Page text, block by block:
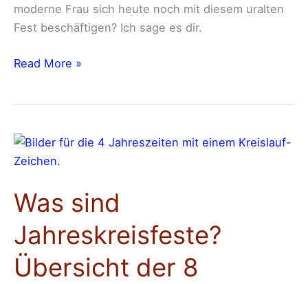
moderne Frau sich heute noch mit diesem uralten
Fest beschäftigen? Ich sage es dir.
Read More »
Was sind
Jahreskreisfeste?
Übersicht der 8
Was
sind
Übersicht
der
Jahreskreisfeste!